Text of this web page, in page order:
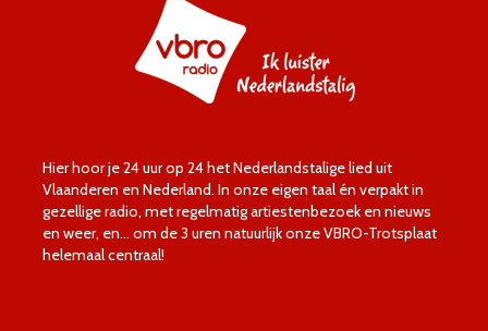
Hier hoor je 24 uur op 24 het Nederlandstalige lied uit
Vlaanderen en Nederland. In onze eigen taal én verpakt in
gezellige radio, met regelmatig artiestenbezoek en nieuws
en weer, en… om de 3 uren natuurlijk onze VBRO-Trotsplaat
helemaal centraal!